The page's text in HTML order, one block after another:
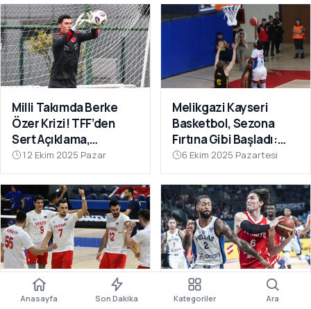
Milli Takımda Berke
Özer Krizi! TFF’den
Sert Açıklama,
Kaleciden Yanıt
Gecikmedi
12 Ekim 2025 Pazar
Melikgazi Kayseri
Basketbol, Sezona
Fırtına Gibi Başladı:
Dardanel Çanakkale’yi
Farklı Geçti
6 Ekim 2025 Pazartesi
Filenin Efeleri Dünya
Şampiyonası’nda 2’de
12 Dev Adam Fırtına
Gibi: Yunanistan’ı Ezip
Anasayfa Son Dakika Kategoriler Ara